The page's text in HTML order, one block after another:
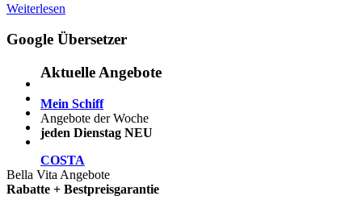
Weiterlesen
Google Übersetzer
Aktuelle Angebote
Mein Schiff
Angebote der Woche
jeden Dienstag NEU
COSTA
Bella Vita Angebote
Rabatte + Bestpreisgarantie